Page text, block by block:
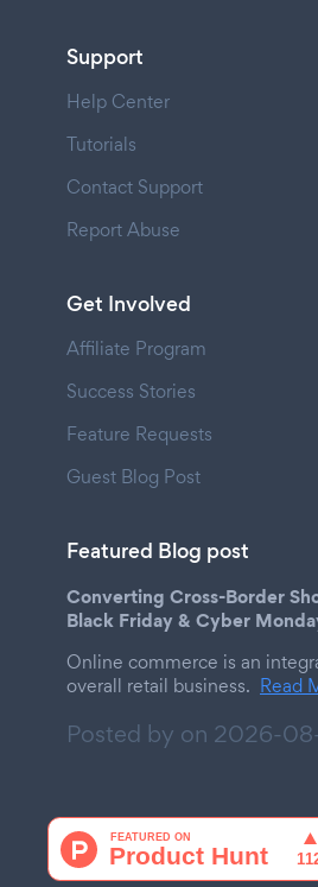
Support
Help Center
Tutorials
Contact Support
Report Abuse
Get Involved
Affiliate Program
Success Stories
Feature Requests
Guest Blog Post
Featured Blog post
Converting Cross-Border
Black Friday & Cyber
Online commerce is an
overall retail business. Read
Posted by on 2026-